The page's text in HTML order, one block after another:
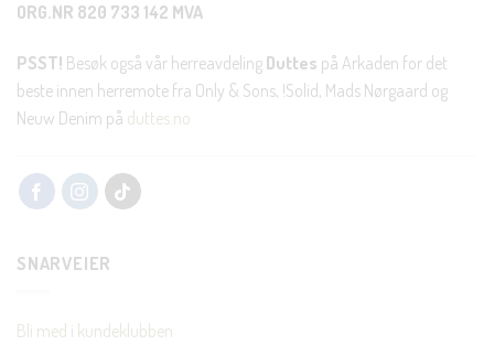
ORG.NR 820 733 142 MVA
PSST! Besøk også vår herreavdeling Duttes på Arkaden for det
beste innen herremote fra Only & Sons, !Solid, Mads Nørgaard og
Neuw Denim på duttes.no
SNARVEIER
Bli med i kundeklubben